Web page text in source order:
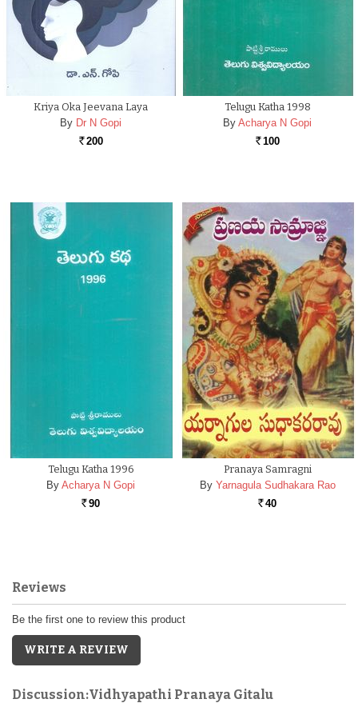
Kriya Oka Jeevana Laya
By Dr N Gopi
Rs. 200
Telugu Katha 1998
By Acharya N Gopi
Rs. 100
Telugu Katha 1996
By Acharya N Gopi
Rs. 90
Pranaya Samragni
By Yarnagula Sudhakara Rao
Rs. 40
Reviews
Be the first one to review this product
WRITE A REVIEW
Discussion:Vidhyapathi Pranaya Gitalu